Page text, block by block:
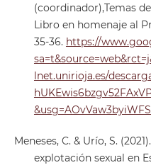
(coordinador),Temas
Libro en homenaje al
35-36. https://
lnet.unirioja.es/
Meneses, C. & Urío, S.
explotación sexual en